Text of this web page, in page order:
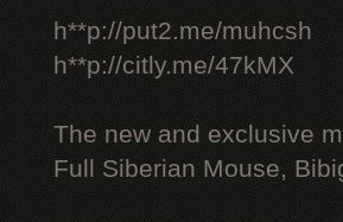
h**p://put2.me/muhcsh
h**p://citly.me/47kMX
The new and exclusive
Full Siberian Mouse,